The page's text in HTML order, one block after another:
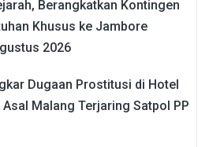
Berangkatkan Kontingen
Khusus ke Jambore
2026
Dugaan Prostitusi di Hotel
Asal Malang Terjaring Satpol PP